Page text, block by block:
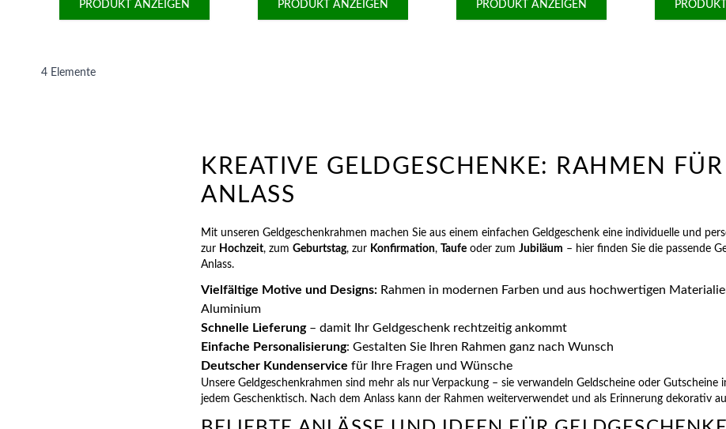
PRODUKT ANZEIGEN PRODUKT ANZEIGEN PRODUKT ANZEIGEN
4 Elemente
KREATIVE GELDGESCHENKE: RAHMEN FÜR
ANLASS
Mit unseren Geldgeschenkrahmen machen Sie aus einem einfachen Geldgeschenk eine individuelle und
zur Hochzeit, zum Geburtstag, zur Konfirmation, Taufe oder zum Jubiläum – hier finden Sie die passende
Anlass.
Vielfältige Motive und Designs: Rahmen in modernen Farben und aus hochwertigen
Aluminium
Schnelle Lieferung– damit Ihr Geldgeschenk rechtzeitig ankommt
Einfache Personalisierung: Gestalten Sie Ihren Rahmen ganz nach Wunsch
Deutscher Kundenservice für Ihre Fragen und Wünsche
Unsere Geldgeschenkrahmen sind mehr als nur Verpackung – sie verwandeln Geldscheine oder Gutscheine
jedem Geschenktisch. Nach dem Anlass kann der Rahmen weiterverwendet und als Erinnerung dekorativ